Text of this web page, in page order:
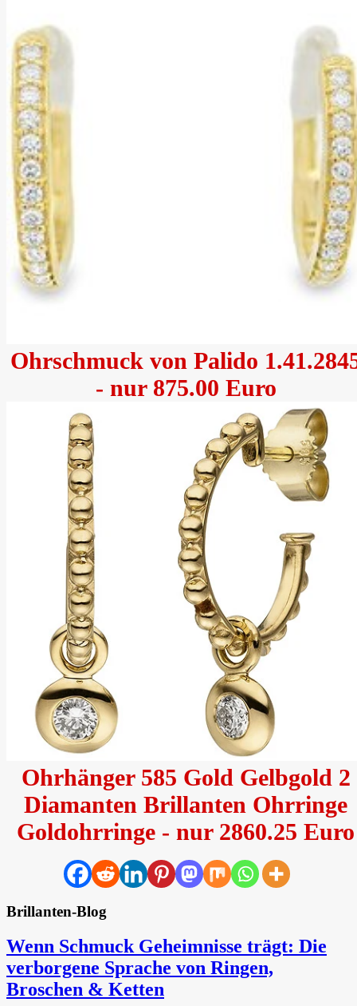
Ohrschmuck von Palido
- nur 875.00 Euro
Ohrhänger 585 Gold Gelbgold 2
Diamanten Brillanten Ohrringe
Goldohrringe - nur 2860.25 Euro
Brillanten-Blog
Wenn Schmuck Geheimnisse trägt: Die
verborgene Sprache von Ringen,
Broschen & Ketten